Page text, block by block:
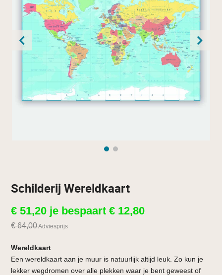
Schilderij Wereldkaart
€ 51,20 je bespaart€ 12,80
€64,00Adviesprijs
Wereldkaart
Een wereldkaart aan je muur is natuurlijk altijd leuk. Zo kun je
lekker wegdromen over alle plekken waar je bent geweest of